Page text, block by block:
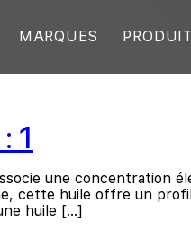
MARQUES
1
une concentration
cette huile offre un
huile […]